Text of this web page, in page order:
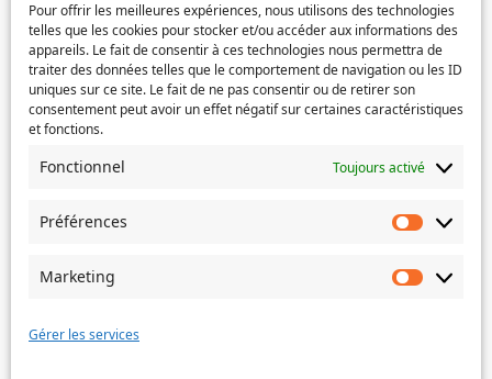
Pour offrir les meilleures expériences, nous utilisons des technologies
telles que les cookies pour stocker et/ou accéder aux informations des
appareils. Le fait de consentir à ces technologies nous permettra de
traiter des données telles que le comportement de navigation ou les ID
uniques sur ce site. Le fait de ne pas consentir ou de retirer son
consentement peut avoir un effet négatif sur certaines caractéristiques
et fonctions.
Fonctionnel Toujours activé
Préférences
Marketing
Gérer les services
mail
Service concerné (Nécessaire)
Si votre demande concerne des actes de naissance et/ou
de mariage, choisissez l'Etat-Civil comme service